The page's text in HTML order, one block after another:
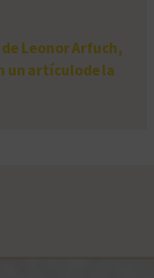
Leonor Arfuch,
un artículode la